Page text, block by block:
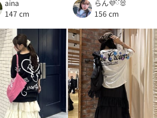
aina
147 cm
らん💜ྀི🐰
156 cm